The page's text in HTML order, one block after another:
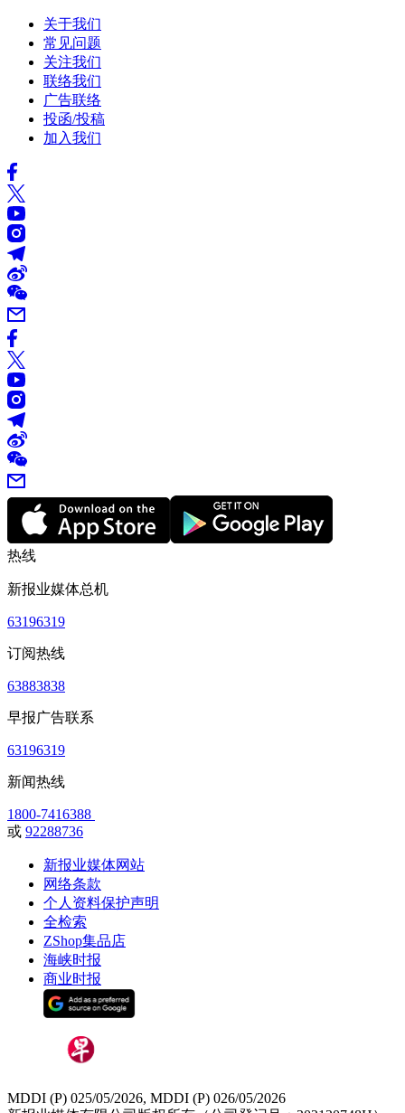
关于我们
常见问题
关注我们
联络我们
广告联络
投函/投稿
加入我们
热线
新报业媒体总机
63196319
订阅热线
63883838
早报广告联系
63196319
新闻热线
1800-7416388
或 92288736
新报业媒体网站
网络条款
个人资料保护声明
全检索
ZShop集品店
海峡时报
商业时报
MDDI (P) 025/05/2026, MDDI (P) 026/05/2026